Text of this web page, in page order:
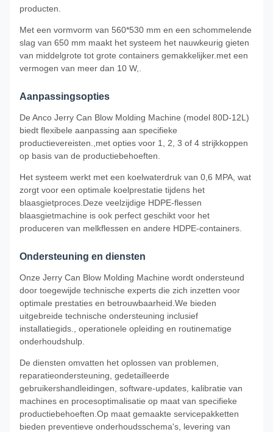
producten.
Met een vormvorm van 560*530 mm en een schommelende
slag van 650 mm maakt het systeem het nauwkeurig gieten
van middelgrote tot grote containers gemakkelijker.met een
vermogen van meer dan 10 W,.
Aanpassingsopties
De Anco Jerry Can Blow Molding Machine (model 80D-12L)
biedt flexibele aanpassing aan specifieke
productievereisten.,met opties voor 1, 2, 3 of 4 strijkkoppen
op basis van de productiebehoeften.
Het systeem werkt met een koelwaterdruk van 0,6 MPA, wat
zorgt voor een optimale koelprestatie tijdens het
blaasgietproces.Deze veelzijdige HDPE-flessen
blaasgietmachine is ook perfect geschikt voor het
produceren van melkflessen en andere HDPE-containers.
Ondersteuning en diensten
Onze Jerry Can Blow Molding Machine wordt ondersteund
door toegewijde technische experts die zich inzetten voor
optimale prestaties en betrouwbaarheid.We bieden
uitgebreide technische ondersteuning inclusief
installatiegids., operationele opleiding en routinematige
onderhoudshulp.
De diensten omvatten het oplossen van problemen,
reparatieondersteuning, gedetailleerde
gebruikershandleidingen, software-updates, kalibratie van
machines en procesoptimalisatie op maat van specifieke
productiebehoeften.Op maat gemaakte servicepakketten
bieden preventieve onderhoudsschema's, levering van